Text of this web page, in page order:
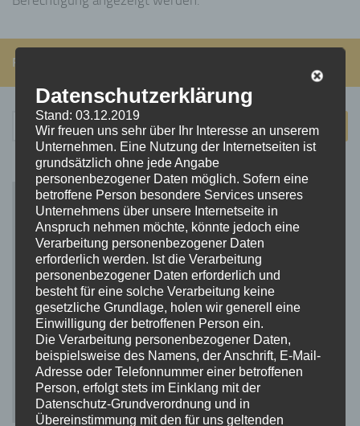
FOLGEN:
Suchen
nach:
Datenschutzerklärung
Stand: 03.12.2019
Wir freuen uns sehr über Ihr Interesse an unserem
Unternehmen. Eine Nutzung der Internetseiten ist
grundsätzlich ohne jede Angabe
personenbezogener Daten möglich. Sofern eine
betroffene Person besondere Services unseres
Unternehmens über unsere Internetseite in
Anspruch nehmen möchte, könnte jedoch eine
Verarbeitung personenbezogener Daten
erforderlich werden. Ist die Verarbeitung
personenbezogener Daten erforderlich und
besteht für eine solche Verarbeitung keine
gesetzliche Grundlage, holen wir generell eine
Einwilligung der betroffenen Person ein.
Die Verarbeitung personenbezogener Daten,
beispielsweise des Namens, der Anschrift, E-Mail-
Adresse oder Telefonnummer einer betroffenen
Person, erfolgt stets im Einklang mit der
Datenschutz-Grundverordnung und in
Übereinstimmung mit den für uns geltenden